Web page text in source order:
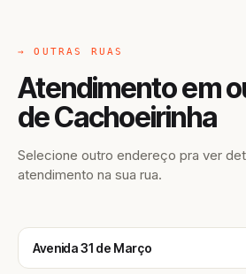
→ OUTRAS RUAS
Atendimento em
de Cachoeirinha
Selecione outro endereço pra ver
atendimento na sua rua.
Avenida 31 de Março